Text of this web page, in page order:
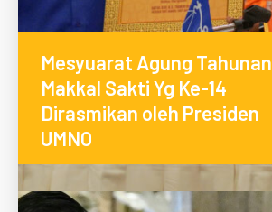
Mesyuarat Agung Tahunan
Makkal Sakti Yg Ke-14
Dirasmikan oleh Presiden
UMNO